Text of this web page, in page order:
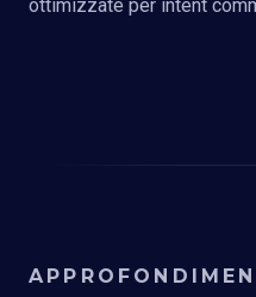
ottimizzate per intent